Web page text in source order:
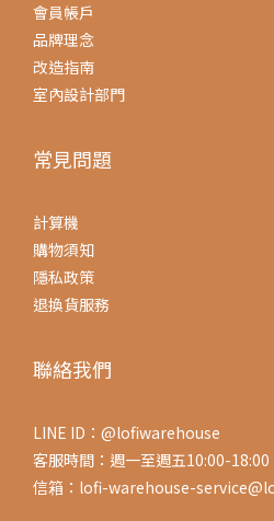
會員帳戶
品牌理念
改造指南
室內設計部門
常見問題
計算機
購物須知
隱私政策
退換貨服務
聯絡我們
LINE ID：@lofiwarehouse
客服時間：週一至週五10:00-18:00
信箱：lofi-warehouse-